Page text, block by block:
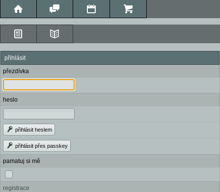
přihlásit
přezdívka
heslo
přihlásit heslem
přihlásit přes passkey
pamatuj si mě
registrace